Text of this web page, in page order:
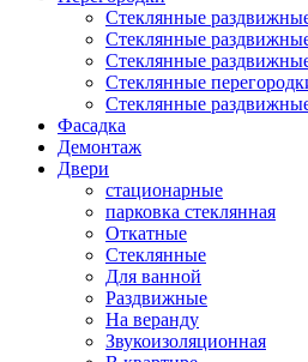
Стеклянные
Стеклянные
Стеклянные
Стеклянные
Стеклянные
Фасадка
Демонтаж
Двери
стационарные
парковка стеклянная
Откатные
Стеклянные
Для ванной
Раздвижные
На веранду
Звукоизоляционная